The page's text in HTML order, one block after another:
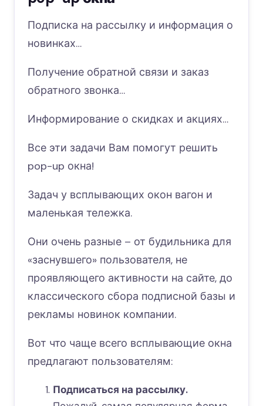
Подписка на рассылку и информация о
новинках…
Получение обратной связи и заказ
обратного звонка…
Информирование о скидках и акциях…
Все эти задачи Вам помогут решить
pop-up окна!
Задач у всплывающих окон вагон и
маленькая тележка.
Они очень разные – от будильника для
«заснувшего» пользователя, не
проявляющего активности на сайте, до
классического сбора подписной базы и
рекламы новинок компании.
Вот что чаще всего всплывающие окна
предлагают пользователям:
Подписаться на рассылку.